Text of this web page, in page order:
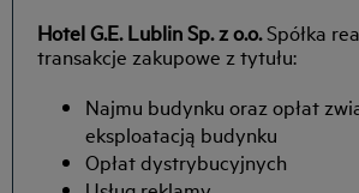
Hotel G.E. Lublin Sp. z o.o.Spółka
transakcje zakupowe z tytułu:
Najmu budynku oraz opłat
eksploatacją budynku
Opłat dystrybucyjnych